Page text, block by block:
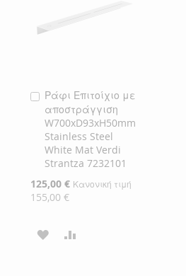
ΕΠΙΘΥΜΙΏΝ
Ράφι Επιτοίχιο με
αποστράγγιση
W700xD93xH50mm
Stainless Steel
White Mat Verdi
Strantza 7232101
Ειδική
Τιμή
125,00 € Κανονική τιμή
155,00 €
Προσθήκη
στο
Καλάθι
ΠΡΟΣΘΉΚΗ